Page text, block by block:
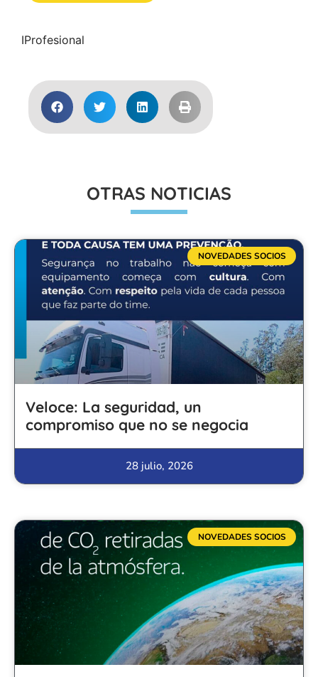
IProfesional
OTRAS NOTICIAS
NOVEDADES SOCIOS
Veloce: La seguridad, un
compromiso que no se negocia
28 julio, 2026
NOVEDADES SOCIOS